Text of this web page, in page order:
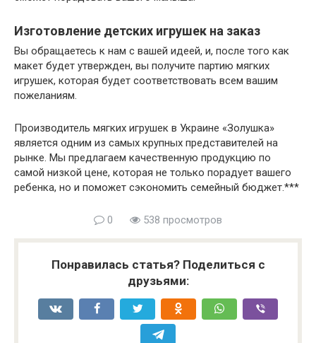
Изготовление детских игрушек на заказ
Вы обращаетесь к нам с вашей идеей, и, после того как
макет будет утвержден, вы получите партию мягких
игрушек, которая будет соответствовать всем вашим
пожеланиям.
Производитель мягких игрушек в Украине «Золушка»
является одним из самых крупных представителей на
рынке. Мы предлагаем качественную продукцию по
самой низкой цене, которая не только порадует вашего
ребенка, но и поможет сэкономить семейный бюджет.***
0 538 просмотров
Понравилась статья? Поделиться с
друзьями: